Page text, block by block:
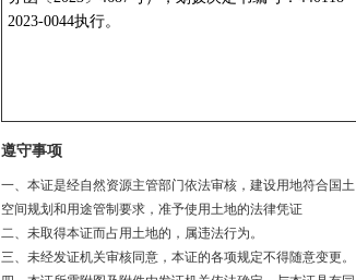
遵守事项
一、本证是经自然资源主管部门依法审核，建设用地符合国土
空间规划和用途管制要求，准予使用土地的法律凭证
二、未取得本证而占用土地的，属违法行为。
三、未经发证机关审核同意，本证的各项规定不得随意变更。